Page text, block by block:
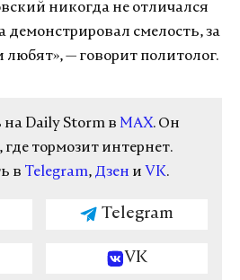
никогда не отличался
демонстрировал смелость, за
любят», — говорит политолог.
Daily Storm в MAX. Он
где тормозит интернет.
в Telegram, Дзен и VK.
Telegram
VK